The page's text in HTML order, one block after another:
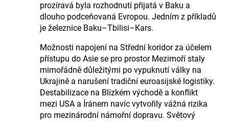
prozíravá byla rozhodnutí přijatá v Baku a
dlouho podceňovaná Evropou. Jedním z příkladů
je železnice Baku–Tbilisi–Kars.
Možnosti napojení na Střední koridor za účelem
přístupu do Asie se pro prostor Mezimoří staly
mimořádně důležitými po vypuknutí války na
Ukrajině a narušení tradiční euroasijské logistiky.
Destabilizace na Blízkém východě a konflikt
mezi USA a Íránem navíc vytvořily vážná rizika
pro mezinárodní námořní dopravu. Světový